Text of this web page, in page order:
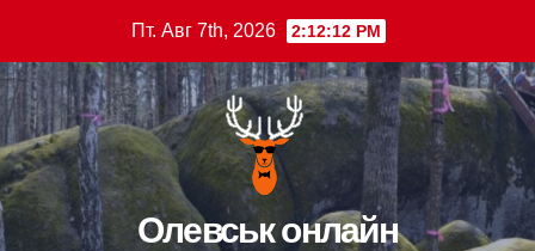
содержимому
Пт. Авг 7th, 2026 2:12:13 PM
Олевськ онлайн